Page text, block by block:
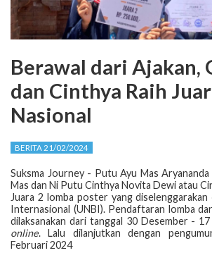
Berawal dari Ajakan,
dan Cinthya Raih
Nasional
BERITA 21/02/2024
Suksma Journey - Putu Ayu Mas
Mas dan Ni Putu Cinthya Novita Dewi atau
Juara 2 lomba poster yang
Internasional (UNBI). Pendaftaran lomba
dilaksanakan dari tanggal 30 Desember -
online. Lalu dilanjutkan dengan
Februari 2024